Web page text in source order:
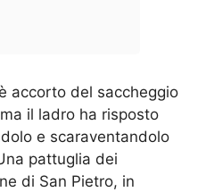
accorto del saccheggio
il ladro ha risposto
e scaraventandolo
pattuglia dei
di San Pietro, in